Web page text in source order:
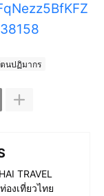
นปฏิมากร
TRAVEL
งเที่ยวไทย